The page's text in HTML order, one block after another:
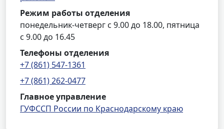
Режим работы отделения
понедельник-четверг с 9.00 до 18.00, пятница
с 9.00 до 16.45
Телефоны отделения
+7 (861) 547-1361
+7 (861) 262-0477
Главное управление
ГУФССП России по Краснодарскому краю